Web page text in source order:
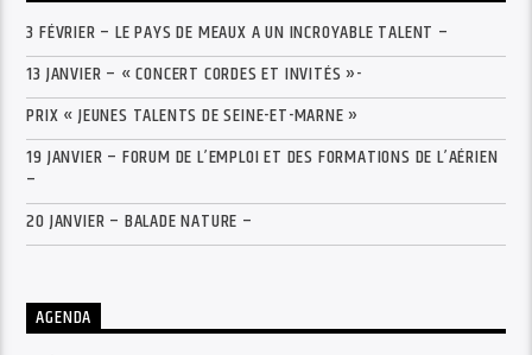
3 FÉVRIER – LE PAYS DE MEAUX A UN INCROYABLE TALENT –
13 JANVIER – « CONCERT CORDES ET INVITÉS »-
PRIX « JEUNES TALENTS DE SEINE-ET-MARNE »
19 JANVIER – FORUM DE L’EMPLOI ET DES FORMATIONS DE L’AÉRIEN
–
20 JANVIER – BALADE NATURE –
AGENDA